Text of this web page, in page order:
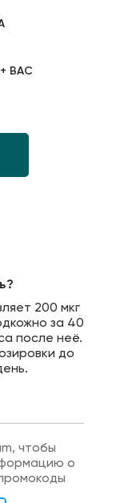
BAC
200 мкг
за 40
после неё.
до
чтобы
о